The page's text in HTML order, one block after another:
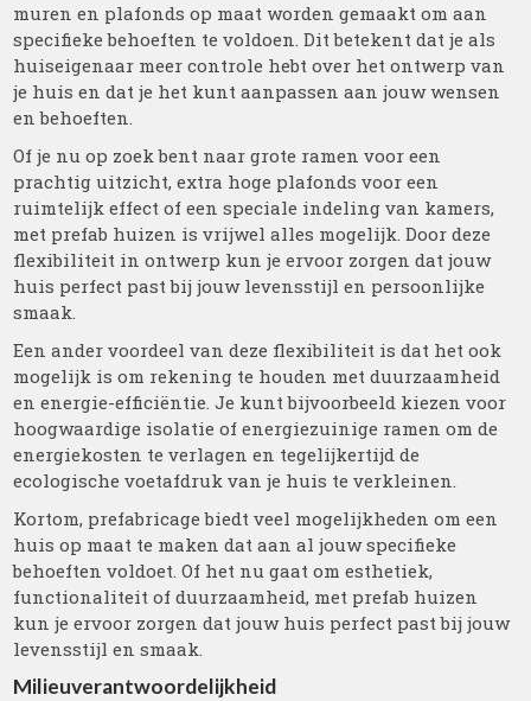
muren en plafonds op maat worden gemaakt om aan
specifieke behoeften te voldoen. Dit betekent dat je als
huiseigenaar meer controle hebt over het ontwerp van
je huis en dat je het kunt aanpassen aan jouw wensen
en behoeften.
Of je nu op zoek bent naar grote ramen voor een
prachtig uitzicht, extra hoge plafonds voor een
ruimtelijk effect of een speciale indeling van kamers,
met prefab huizen is vrijwel alles mogelijk. Door deze
flexibiliteit in ontwerp kun je ervoor zorgen dat jouw
huis perfect past bij jouw levensstijl en persoonlijke
smaak.
Een ander voordeel van deze flexibiliteit is dat het ook
mogelijk is om rekening te houden met duurzaamheid
en energie-efficiëntie. Je kunt bijvoorbeeld kiezen voor
hoogwaardige isolatie of energiezuinige ramen om de
energiekosten te verlagen en tegelijkertijd de
ecologische voetafdruk van je huis te verkleinen.
Kortom, prefabricage biedt veel mogelijkheden om een ​​
huis op maat te maken dat aan al jouw specifieke
behoeften voldoet. Of het nu gaat om esthetiek,
functionaliteit of duurzaamheid, met prefab huizen
kun je ervoor zorgen dat jouw huis perfect past bij jouw
levensstijl en smaak.
Milieuverantwoordelijkheid